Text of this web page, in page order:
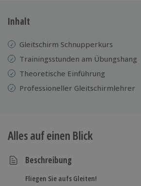
Jeder Gutschein für alle Erlebnisse einlösbar.
Inhalt
Gleitschirm Schnupperkurs
Trainingsstunden am Übungshang
Theoretische Einführung
Professioneller Gleitschirmlehrer
Alles auf einen Blick
Beschreibung
Fliegen Sie aufs Gleiten!